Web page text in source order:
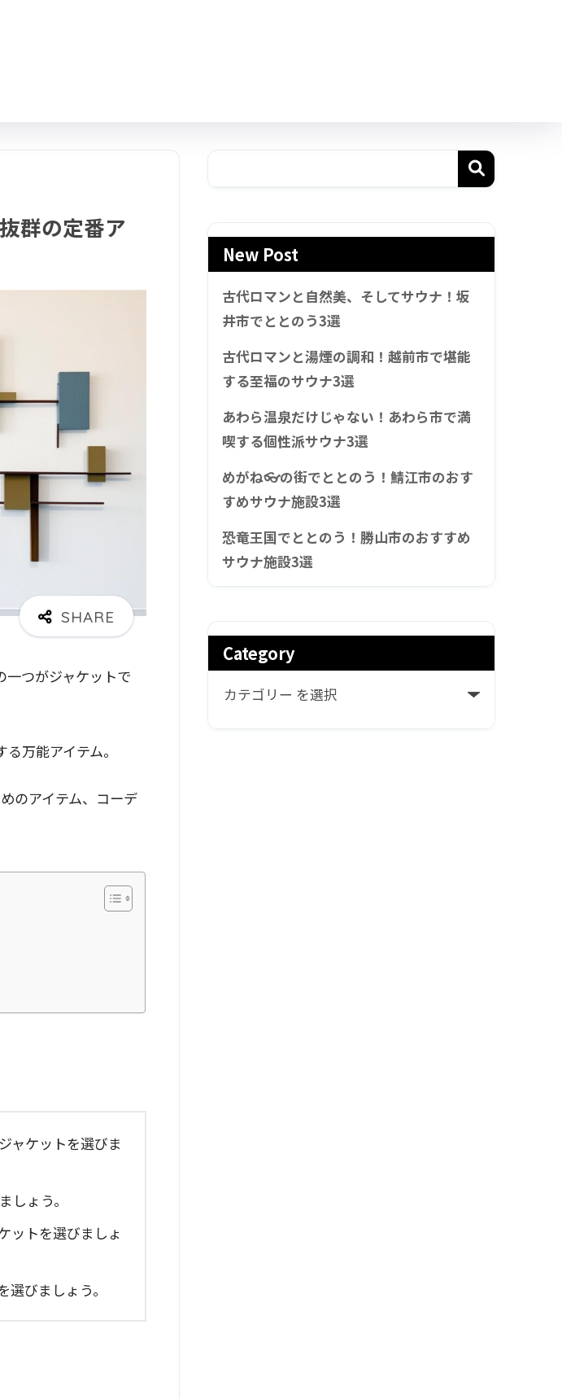
群の定番ア
一つがジャケットで
万能アイテム。
のアイテム、コーデ
ャケットを選びま
しょう。
ットを選びましょ
びましょう。
New Post
古代ロマンと自然美、そしてサウナ！坂
井市でととのう3選
古代ロマンと湯煙の調和！越前市で堪能
する至福のサウナ3選
あわら温泉だけじゃない！あわら市で満
喫する個性派サウナ3選
めがね👓の街でととのう！鯖江市のおす
すめサウナ施設3選
恐竜王国でととのう！勝山市のおすすめ
サウナ施設3選
Category